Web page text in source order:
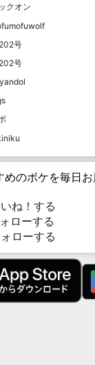
クオン
号
号
めのボケを毎日
ね！する
ローする
ローする